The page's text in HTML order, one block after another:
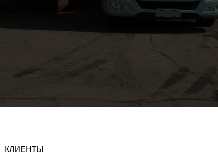
КЛИЕНТЫ